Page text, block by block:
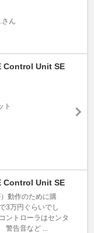
さん
Control Unit SE
ト
Control Unit SE
動作のために購
3万円ぐらいでし
ントローラはセンタ
警告音など ...